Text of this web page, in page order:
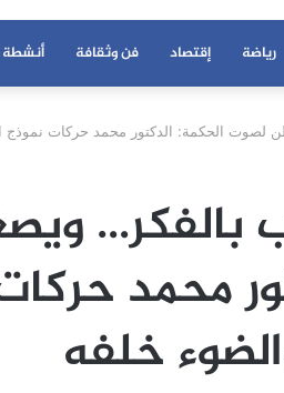
رياضة إقتصاد فن وثقافة أنشطة
لصوت الحكمة: الدكتور محمد حركات نموذج
بالفكر…
محمد
خلفه